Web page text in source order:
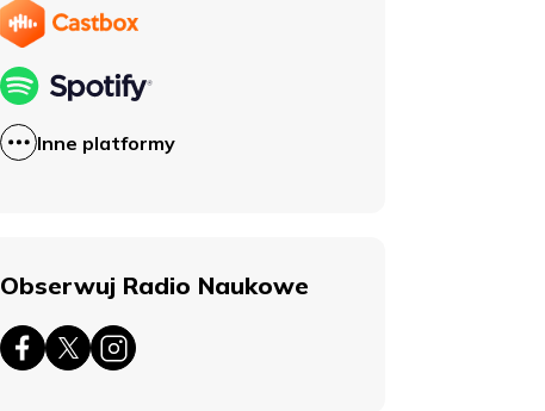
Inne platformy
Obserwuj Radio Naukowe